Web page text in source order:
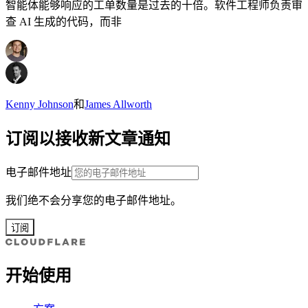
智能体能够响应的工单数量是过去的十倍。软件工程师负责审
查 AI 生成的代码，而非
Kenny Johnson和James Allworth
订阅以接收新文章通知
电子邮件地址
我们绝不会分享您的电子邮件地址。
订阅
开始使用